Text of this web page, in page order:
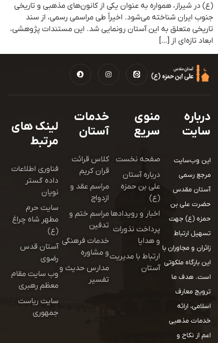
(ع) در شیراز، همواره به عنوان یکی از کانون‌های مذهبی و تاریخی
جنوب ایران شناخته می‌شود. اخیراً طی مراسمی رسمی، از سند
تاریخی متعلق به این آستان رونمایی شد. این مستندات پژوهشی،
ابعاد تازه‌ای از […]
درباره
سایت
این وب‌سایت
مرجع رسمی
آستان مقدس
حضرت علی بن
حمزه (ع) جهت
تسهیل ارتباط
زائران و مجاوران با
این بارگاه ملکوتی
است. هدف ما
ترویج معارف
اسلامی، ارائه
خدمات مذهبی
اعم از نکاح و
منوی
سریع
صفحه نخست
درباره آستان
علی بن حمزه
(ع)
اخبار و رویدادها
پرداخت نذورات
و هدایا
ارتباط با مدیریت
آستان
خدمات
آستان
کلاس قرائت
قران کریم
مراسم عقد و
ازدواج
مراسم ختم و
تدفین
خدمات فرهنگی
و مشاوره
مدارس حدیث و
تفسیر
لینک های
مرتبط
فناوری اطلاعات
داده گستر
نویان
سایت حرم
مطهر شاه چراغ
(ع)
آستان قدس
رضوی
وب سایت مقام
معظم رهبری
سایت ریاست
جمهوری